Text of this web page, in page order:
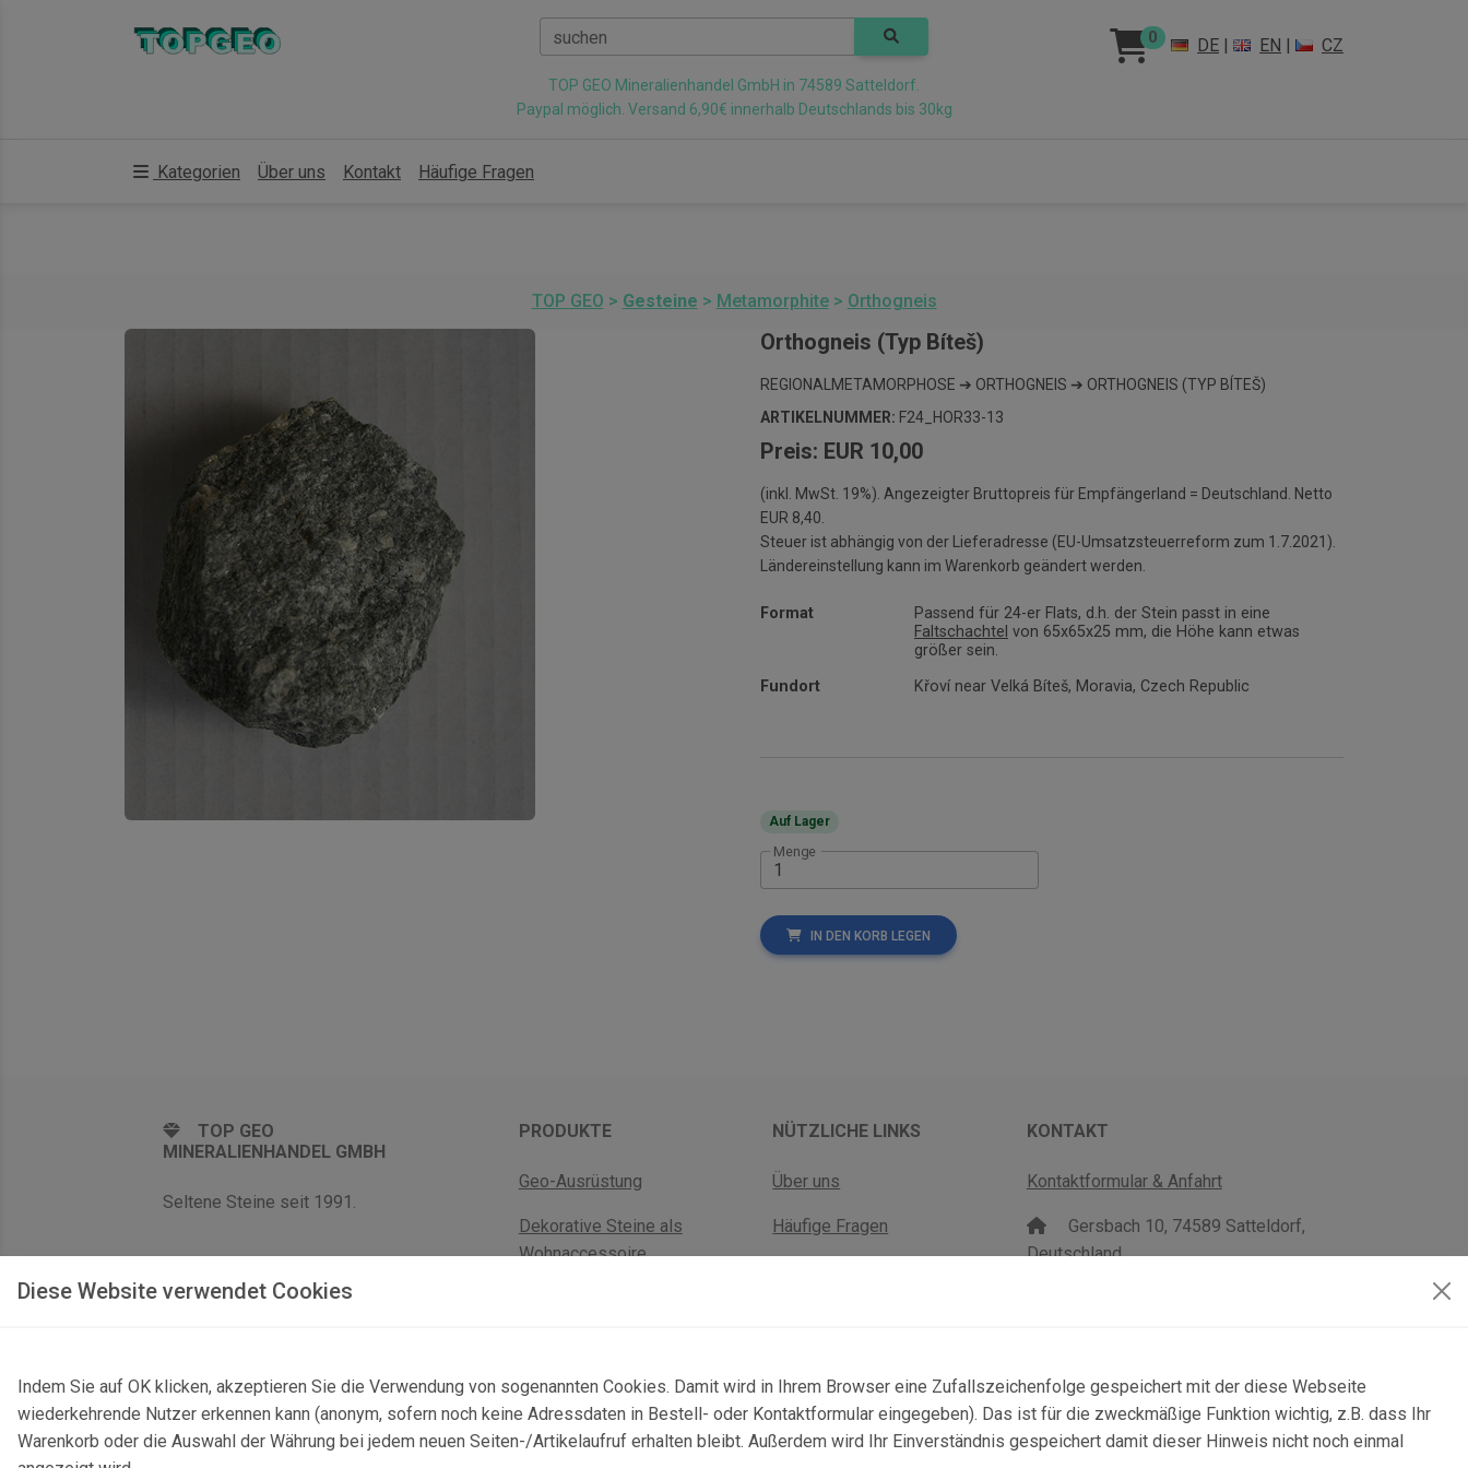
Diese Website verwendet Cookies
Indem Sie auf OK klicken, akzeptieren Sie die Verwendung von sogenannten Cookies. Damit wird in Ihrem Browser eine Zufallszeichenfolge gespeichert mit der diese Webseite
wiederkehrende Nutzer erkennen kann (anonym, sofern noch keine Adressdaten in Bestell- oder Kontaktformular eingegeben). Das ist für die zweckmäßige Funktion wichtig, z.B. dass Ihr
Warenkorb oder die Auswahl der Währung bei jedem neuen Seiten-/Artikelaufruf erhalten bleibt. Außerdem wird Ihr Einverständnis gespeichert damit dieser Hinweis nicht noch einmal
suchen 0 DE | EN | CZ
TOP GEO Mineralienhandel GmbH in 74589 Satteldorf.
Paypal möglich. Versand 6,90€ innerhalb Deutschlands bis 30kg
Kategorien Über uns Kontakt Häufige Fragen
TOP GEO > Gesteine > Metamorphite> Orthogneis
Orthogneis (Typ Bíteš)
REGIONALMETAMORPHOSE ➔ ORTHOGNEIS ➔ ORTHOGNEIS (TYP BÍTEŠ)
ARTIKELNUMMER: F24_HOR33-13
Preis: EUR 10,00
(inkl. MwSt. 19%). Angezeigter Bruttopreis für Empfängerland = Deutschland. Netto
EUR 8,40.
Steuer ist abhängig von der Lieferadresse (EU-Umsatzsteuerreform zum 1.7.2021).
Ländereinstellung kann im Warenkorb geändert werden.
Format
Passend für 24-er Flats, d.h. der Stein passt in eine
Faltschachtel von 65x65x25 mm, die Höhe kann etwas
größer sein.
Fundort
Křoví near Velká Bíteš, Moravia, Czech Republic
Auf Lager
Menge
IN DEN KORB LEGEN
TOP GEO
MINERALIENHANDEL GMBH
Seltene Steine seit 1991.
PRODUKTE
Geo-Ausrüstung
Dekorative Steine als
Wohnaccessoire
NÜTZLICHE LINKS
Über uns
Häufige Fragen
KONTAKT
Kontaktformular & Anfahrt
Gersbach 10, 74589 Satteldorf,
Deutschland